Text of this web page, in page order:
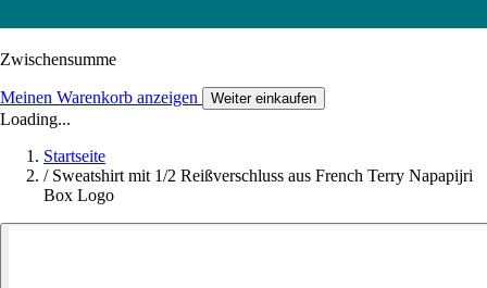
Zwischensumme
Meinen Warenkorb anzeigen Weiter einkaufen
Loading...
Startseite
/ Sweatshirt mit 1/2 Reißverschluss aus French Terry Napapijri
Box Logo